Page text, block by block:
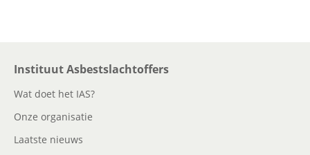
Instituut Asbestslachtoffers
Wat doet het IAS?
Onze organisatie
Laatste nieuws